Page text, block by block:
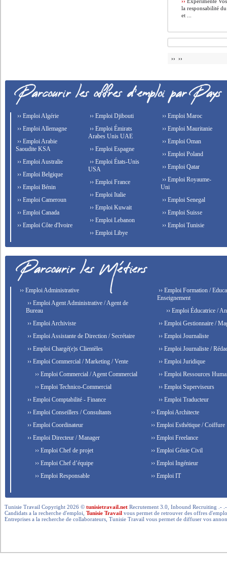
la responsabilité
et ...
›› ››
›› Emploi Algérie
›› Emploi Allemagne
›› Emploi Arabie
Saoudite KSA
›› Emploi Australie
›› Emploi Belgique
›› Emploi Bénin
›› Emploi Cameroun
›› Emploi Canada
›› Emploi Côte d'Ivoire
›› Emploi Djibouti
›› Emploi Émirats
Arabes Unis UAE
›› Emploi Espagne
›› Emploi États-Unis
USA
›› Emploi France
›› Emploi Italie
›› Emploi Kuwait
›› Emploi Lebanon
›› Emploi Libye
›› Emploi Maroc
›› Emploi Mauritanie
›› Emploi Oman
›› Emploi Poland
›› Emploi Qatar
›› Emploi Royaume-
Uni
›› Emploi Senegal
›› Emploi Suisse
›› Emploi Tunisie
›› Emploi Administrative
›› Emploi Agent Administrative / Agent de
Bureau
›› Emploi Archiviste
›› Emploi Assistante de Direction / Secrétaire
›› Emploi Chargé(e)s Clientèles
›› Emploi Commercial / Marketing / Vente
›› Emploi Commercial / Agent Commercial
›› Emploi Technico-Commercial
›› Emploi Comptabilité - Finance
›› Emploi Conseillers / Consultants
›› Emploi Coordinateur
›› Emploi Directeur / Manager
›› Emploi Chef de projet
›› Emploi Chef d’équipe
›› Emploi Responsable
›› Emploi Formation /
Enseignement
›› Emploi Éducatrice /
›› Emploi Gestionnaire /
›› Emploi Journaliste
›› Emploi Journaliste /
›› Emploi Juridique
›› Emploi Ressources
›› Emploi Superviseurs
›› Emploi Traducteur
›› Emploi Architecte
›› Emploi Esthétique / Coiffure
›› Emploi Freelance
›› Emploi Génie Civil
›› Emploi Ingénieur
›› Emploi IT
Tunisie Travail Copyright 2026 ©tunisietravail.net Recrutement 3.0, Inbound Recruiting .-
Candidats a la recherche d'emploi,Tunisie Travail vous permet de retrouver des offres
Entreprises a la recherche de collaborateurs, Tunisie Travail vous permet de diffuser vos